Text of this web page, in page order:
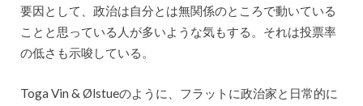
要因として、政治は自分とは無関係のところで動いている
ことと思っている人が多いような気もする。それは投票率
の低さも示唆している。
Toga Vin & Ølstueのように、フラットに政治家と日常的に